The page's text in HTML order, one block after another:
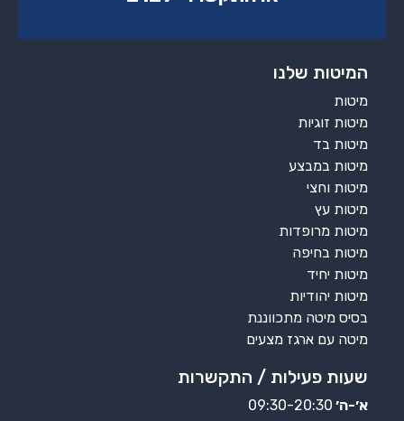
המיטות שלנו
מיטות
מיטות זוגיות
מיטות בד
מיטות במבצע
מיטות וחצי
מיטות עץ
מיטות מרופדות
מיטות בחיפה
מיטות יחיד
מיטות יהודיות
בסיס מיטה מתכווננת
מיטה עם ארגז מצעים
שעות פעילות / התקשרות
א׳-ה׳ 09:30-20:30